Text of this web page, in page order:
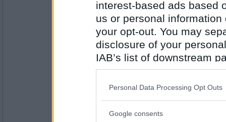
interest-based ads based
us or personal
your opt-out. You may
disclosure of your
IAB’s list of downstream
also be disclosed by us
Downstream Participants
Please note that this
Personal Data Processing Opt Outs
Google consents
Antal inlägg:
heheckon
nedan